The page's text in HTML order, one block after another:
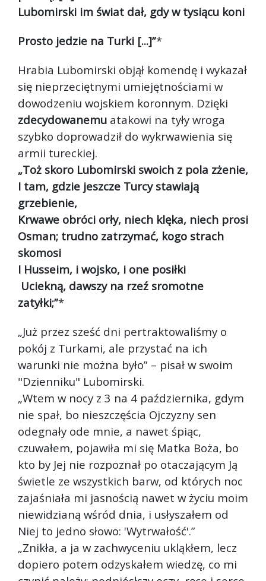
Lubomirski im świat dał, gdy w tysiącu koni
Prosto jedzie na Turki [...]”*
Hrabia Lubomirski objął komendę i wykazał
się nieprzeciętnymi umiejętnościami w
dowodzeniu wojskiem koronnym. Dzięki
zdecydowanemu atakowi na tyły wroga
szybko doprowadził do wykrwawienia się
armii tureckiej.
„Toż skoro Lubomirski swoich z pola zżenie,
I tam, gdzie jeszcze Turcy stawiają
grzebienie,
Krwawe obróci orły, niech klęka, niech prosi
Osman; trudno zatrzymać, kogo strach
skomosi
I Husseim, i wojsko, i one posiłki
Uciekną, dawszy na rzeź sromotne
zatyłki;”*
„Już przez sześć dni pertraktowaliśmy o
pokój z Turkami, ale przystać na ich
warunki nie można było” – pisał w swoim
"Dzienniku" Lubomirski.
„Wtem w nocy z 3 na 4 października, gdym
nie spał, bo nieszczęścia Ojczyzny sen
odegnały ode mnie, a nawet śpiąc,
czuwałem, pojawiła mi się Matka Boża, bo
kto by Jej nie rozpoznał po otaczającym Ją
świetle ze wszystkich barw, od których noc
zajaśniała mi jasnością nawet w życiu moim
niewidzianą wśród dnia, i usłyszałem od
Niej to jedno słowo: 'Wytrwałość'.”
„Znikła, a ja w zachwyceniu ukląkłem, lecz
dopiero potem odzyskałem wiedzę, co mi